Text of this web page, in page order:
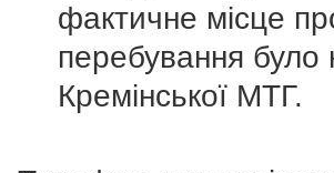
фактичне місце
перебування було
Кремінської МТГ.